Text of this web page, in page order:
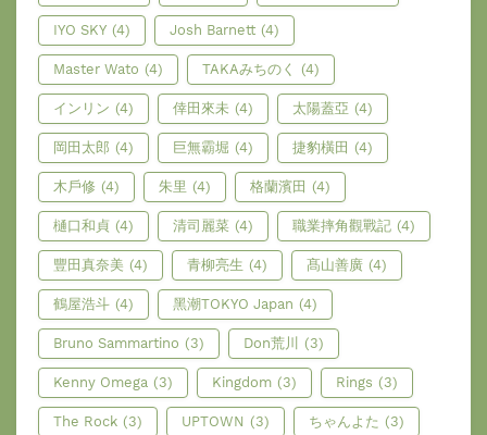
IYO SKY (4) Josh Barnett (4)
Master Wato (4) TAKAみちのく (4)
インリン (4) 倖田來未 (4) 太陽蓋亞 (4)
岡田太郎 (4) 巨無霸堀 (4) 捷豹橫田 (4)
木戶修 (4) 朱里 (4) 格蘭濱田 (4)
樋口和貞 (4) 清司麗菜 (4) 職業摔角觀戰記 (4)
豐田真奈美 (4) 青柳亮生 (4) 髙山善廣 (4)
鶴屋浩斗 (4) 黑潮TOKYO Japan (4)
Bruno Sammartino (3) Don荒川 (3)
Kenny Omega (3) Kingdom (3) Rings (3)
The Rock (3) UPTOWN (3) ちゃんよた (3)